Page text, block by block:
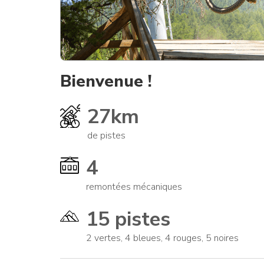
Bienvenue !
27km
de pistes
4
remontées mécaniques
15 pistes
2 vertes, 4 bleues, 4 rouges, 5 noires